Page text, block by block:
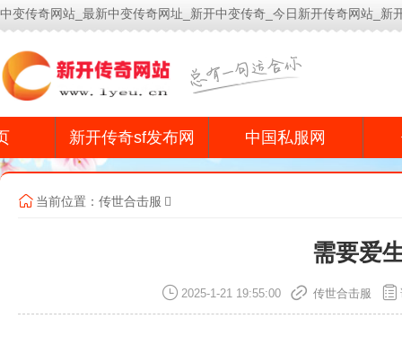
中变传奇网站_最新中变传奇网址_新开中变传奇_今日新开传奇网站_新
新开传奇sf发布网 中国私服网
当前位置： 传世合击服
需要爱
2025-1-21 19:55:00 传世合击服